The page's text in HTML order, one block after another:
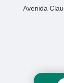
Avenida